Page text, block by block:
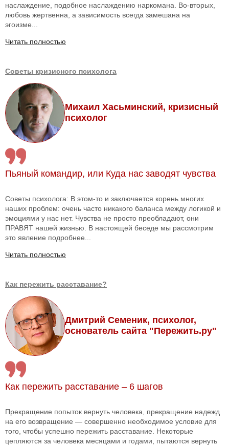
наслаждение, подобное наслаждению наркомана. Во-вторых,
любовь жертвенна, а зависимость всегда замешана на
эгоизме...
Читать полностью
Советы кризисного психолога
Михаил Хасьминский, кризисный
психолог
Пьяный командир, или Куда нас заводят чувства
Советы психолога: В этом-то и заключается корень многих
наших проблем: очень часто никакого баланса между логикой и
эмоциями у нас нет. Чувства не просто преобладают, они
ПРАВЯТ нашей жизнью. В настоящей беседе мы рассмотрим
это явление подробнее...
Читать полностью
Как пережить расставание?
Дмитрий Семеник, психолог,
основатель сайта "Пережить.ру"
Как пережить расставание – 6 шагов
Прекращение попыток вернуть человека, прекращение надежд
на его возвращение — совершенно необходимое условие для
того, чтобы успешно пережить расставание. Некоторые
цепляются за человека месяцами и годами, пытаются вернуть